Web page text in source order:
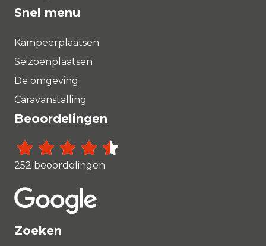
Snel menu
Kampeerplaatsen
Seizoenplaatsen
De omgeving
Caravanstalling
Beoordelingen
252 beoordelingen
Zoeken